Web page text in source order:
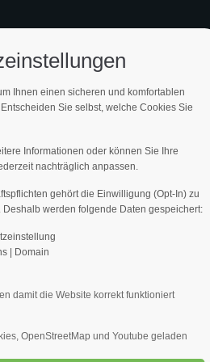
Cybersteel Inc.
376-293 City Road, Suite 600
Have any questions?
Drop us a line
PARTNER
9 mm
überall dort
Belastungen
Übergang
Ihnen einen sicheren und komfortablen
Sie selbst, welche Cookies Sie
Informationen oder können Sie Ihre
nachträglich anpassen.
gehört die Einwilligung (Opt-In) zu
werden folgende Daten gespeichert:
| Domain
damit die Website korrekt funktioniert
OpenStreetMap und Youtube geladen